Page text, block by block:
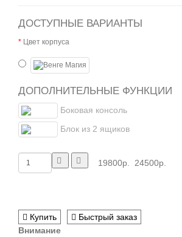
ДОСТУПНЫЕ ВАРИАНТЫ
Цвет корпуса
ДОПОЛНИТЕЛЬНЫЕ ФУНКЦИИ
Боковая консоль
Блок из 2 ящиков
19800р. 24500р.
Купить
Быстрый заказ
Внимание